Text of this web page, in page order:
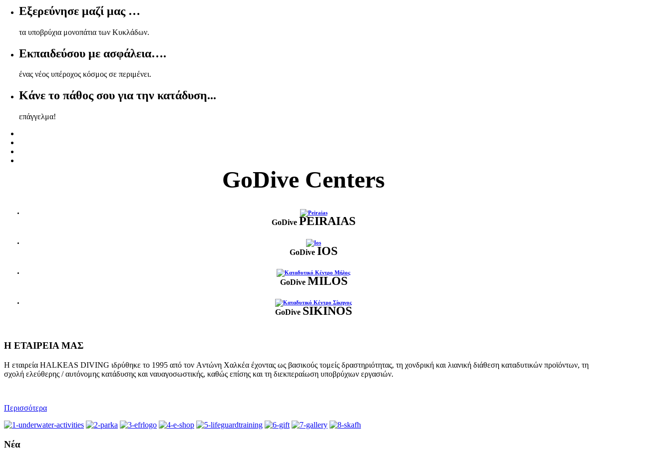
Εξερεύνησε μαζί μας …
τα υποβρύχια μονοπάτια των Κυκλάδων.
Εκπαιδεύσου με ασφάλεια….
ένας νέος υπέροχος κόσμος σε περιμένει.
Κάνε το πάθος σου για την κατάδυση...
επάγγελμα!
GoDive Centers
GoDive PEIRAIAS
GoDive IOS
GoDive MILOS
GoDive SIKINOS
Η ΕΤΑΙΡΕΙΑ ΜΑΣ
Η εταιρεία HALKEAS DIVING ιδρύθηκε το 1995 από τον Aντώνη Xαλκέα έχοντας ως βασικούς τομείς δραστηριότητας, τη χονδρική και λιανική διάθεση καταδυτικών προϊόντων, τη
σχολή ελεύθερης / αυτόνομης κατάδυσης και ναυαγοσωστικής, καθώς επίσης και τη διεκπεραίωση υποβρύχιων εργασιών.
Περισσότερα
Νέα